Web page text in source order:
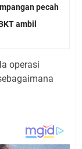
pecah
ambil
operasi